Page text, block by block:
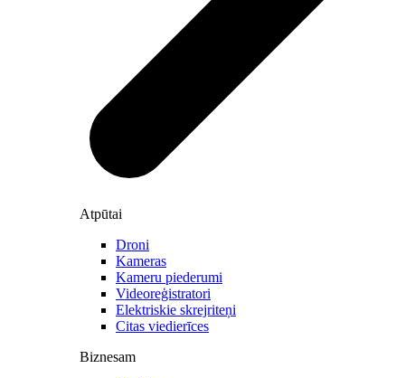
Atpūtai
Droni
Kameras
Kameru piederumi
Videoreģistratori
Elektriskie skrejriteņi
Citas viedierīces
Biznesam